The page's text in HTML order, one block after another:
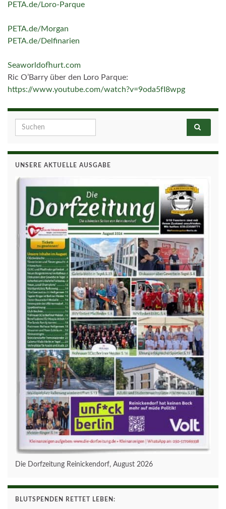
PETA.de/Loro-Parque
PETA.de/Morgan
PETA.de/Delfinarien
Seaworldofhurt.com
Ric O’Barry über den Loro Parque:
https://www.youtube.com/watch?v=9oda5fI8wpg
Search for:
UNSERE AKTUELLE AUSGABE
Die Dorfzeitung Reinickendorf, August 2026
BLUTSPENDEN RETTET LEBEN: